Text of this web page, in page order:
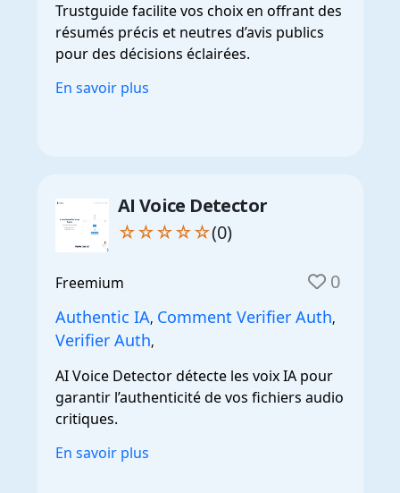
Trustguide facilite vos choix en offrant des
résumés précis et neutres d’avis publics
pour des décisions éclairées.
En savoir plus
AI Voice Detector
☆☆☆☆☆(0)
Freemium 0
Authentic IA, Comment Verifier Auth,
Verifier Auth,
AI Voice Detector détecte les voix IA pour
garantir l’authenticité de vos fichiers audio
critiques.
En savoir plus